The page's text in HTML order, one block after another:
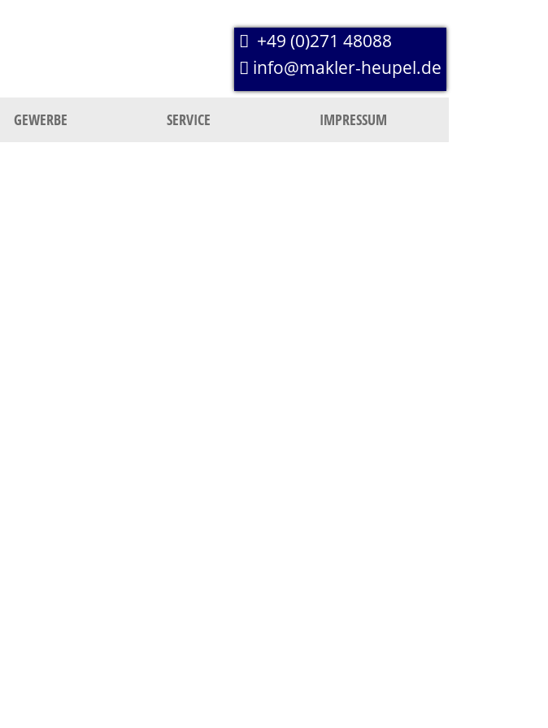
GEWERBE SERVICE IMPRESSUM
+49 (0)271 48088
info@makler-heupel.de